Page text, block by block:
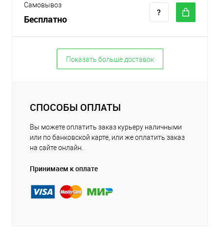
Самовывоз
Бесплатно
Показать больше доставок
СПОСОБЫ ОПЛАТЫ
Вы можете оплатить заказ курьеру наличными
или по банковской карте, или же оплатить заказ
на сайте онлайн.
Принимаем к оплате